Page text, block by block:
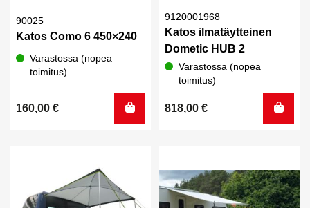
90025
Katos Como 6 450×240
Varastossa (nopea
toimitus)
160,00 €
9120001968
Katos ilmatäytteinen
Dometic HUB 2
Varastossa (nopea
toimitus)
818,00 €